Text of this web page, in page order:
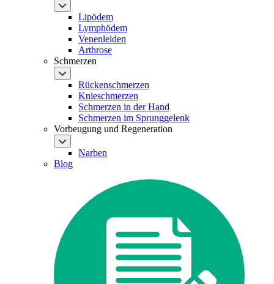
Lipödem
Lymphödem
Venenleiden
Arthrose
Schmerzen
Rückenschmerzen
Knieschmerzen
Schmerzen in der Hand
Schmerzen im Sprunggelenk
Vorbeugung und Regeneration
Narben
Blog